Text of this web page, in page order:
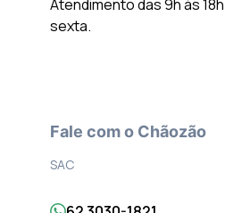
Atendimento das 9h às
sexta.
Fale com o Chãozão
SAC